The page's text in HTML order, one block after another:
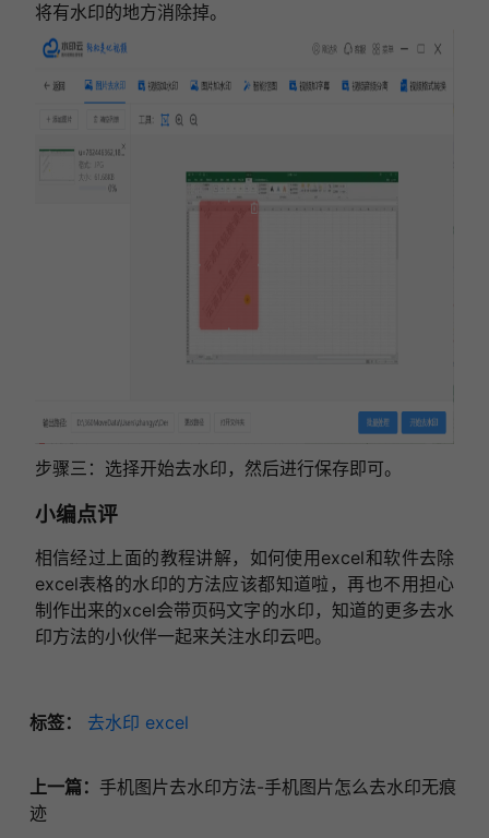
将有水印的地方消除掉。
步骤三：选择开始去水印，然后进行保存即可。
小编点评
相信经过上面的教程讲解，如何使用excel和软件去除
excel表格的水印的方法应该都知道啦，再也不用担心
制作出来的xcel会带页码文字的水印，知道的更多去水
印方法的小伙伴一起来关注水印云吧。
标签： 去水印 excel
上一篇： 手机图片去水印方法-手机图片怎么去水印无痕
迹